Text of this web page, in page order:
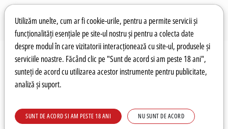
Preferințe pentru cookie-uri
Utilizăm unelte, cum ar fi cookie-urile, pentru a permite servicii și
funcționalități esențiale pe site-ul nostru și pentru a colecta date
despre modul în care vizitatorii interacționează cu site-ul, produsele și
serviciile noastre. Făcând clic pe "Sunt de acord si am peste 18 ani",
sunteți de acord cu utilizarea acestor instrumente pentru publicitate,
analiză și suport.
SUNT DE ACORD SI AM PESTE 18 ANI NU SUNT DE ACORD
Wishlist Autentificare